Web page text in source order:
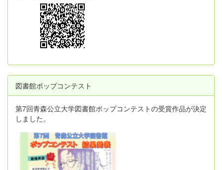
図書館ポップコンテスト
第7回青森公立大学図書館ポップコンテストの受賞作品が決定
しました。